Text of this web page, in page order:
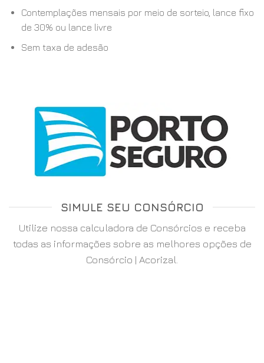
Contemplações mensais por meio de sorteio, lance fixo
de 30% ou lance livre
Sem taxa de adesão
SIMULE SEU CONSÓRCIO
Utilize nossa calculadora de Consórcios e receba
todas as informações sobre as melhores opções de
Consórcio | Acorizal.